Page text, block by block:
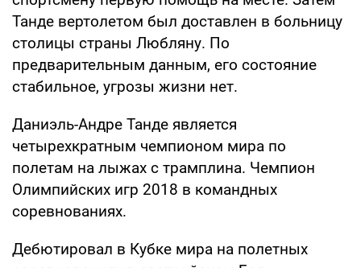
Танде вертолетом был доставлен в больницу
столицы страны Любляну. По
предварительным данным, его состояние
стабильное, угрозы жизни нет.
Даниэль-Андре Танде является
четырехкратным чемпионом мира по
полетам на лыжах с трамплина. Чемпион
Олимпийских игр 2018 в командных
соревнованиях.
Дебютировал в Кубке мира на полетных